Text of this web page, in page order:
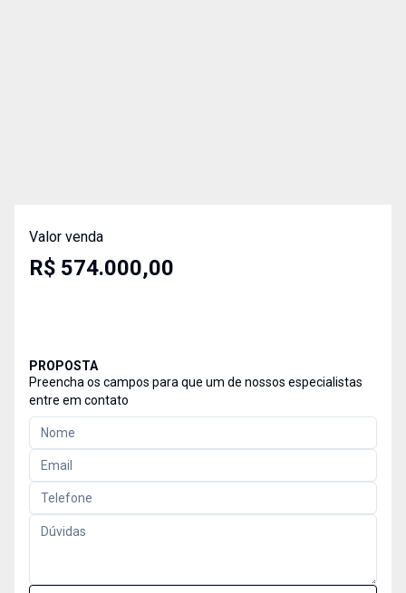
Valor venda
R$ 574.000,00
PROPOSTA
Preencha os campos para que um de nossos especialistas
entre em contato